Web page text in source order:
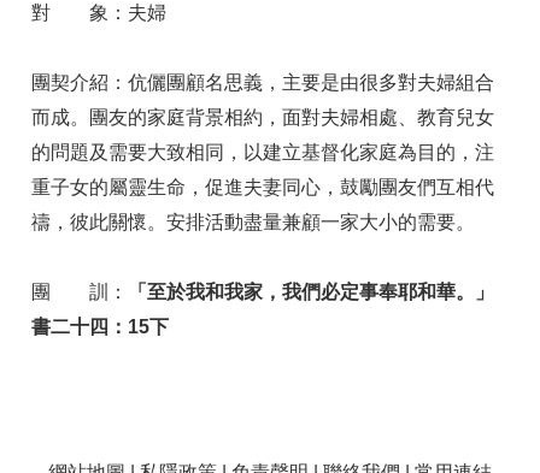
對 象：夫婦
團契介紹：伉儷團顧名思義，主要是由很多對夫婦組合
而成。團友的家庭背景相約，面對夫婦相處、教育兒女
的問題及需要大致相同，以建立基督化家庭為目的，注
重子女的屬靈生命，促進夫妻同心，鼓勵團友們互相代
禱，彼此關懷。安排活動盡量兼顧一家大小的需要。
團 訓：
「至於我和我家，我們必定事奉耶和華。」
書二十四：15下